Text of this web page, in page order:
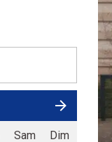
Sam Dim